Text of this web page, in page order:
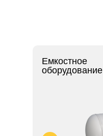
Емкостное
оборудование